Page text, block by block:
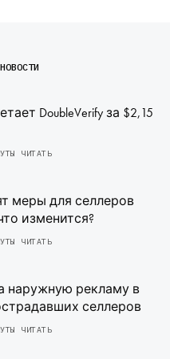
DoubleVerify за $2,15
ЧИТАТЬ
меры для селлеров
изменится?
ЧИТАТЬ
наружную рекламу в
селлеров
ЧИТАТЬ